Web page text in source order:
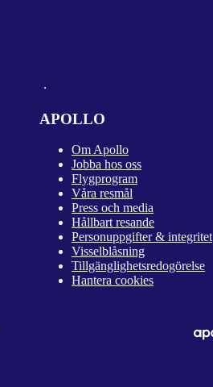
APOLLO
Om Apollo
Jobba hos oss
Flygprogram
Våra resmål
Press och media
Hållbart resande
Personuppgifter & integritet
Visselblåsning
Tillgänglighetsredogörelse
Hantera cookies